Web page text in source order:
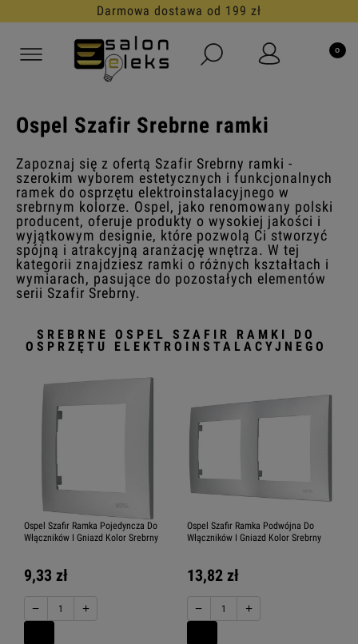
Darmowa dostawa od 199 zł
Ospel Szafir Srebrne ramki
Zapoznaj się z ofertą Szafir Srebrny ramki -
szerokim wyborem estetycznych i funkcjonalnych
ramek do osprzętu elektroinstalacyjnego w
srebrnym kolorze. Ospel, jako renomowany polski
producent, oferuje produkty o wysokiej jakości i
wyjątkowym designie, które pozwolą Ci stworzyć
spójną i atrakcyjną aranżację wnętrza. W tej
kategorii znajdziesz ramki o różnych kształtach i
wymiarach, pasujące do pozostałych elementów
serii Szafir Srebrny.
SREBRNE OSPEL SZAFIR RAMKI DO
OSPRZĘTU ELEKTROINSTALACYJNEGO
Ospel Szafir Ramka Pojedyncza Do
Włączników I Gniazd Kolor Srebrny
9,33 zł
− +
Ospel Szafir Ramka Podwójna Do
Włączników I Gniazd Kolor Srebrny
13,82 zł
− +